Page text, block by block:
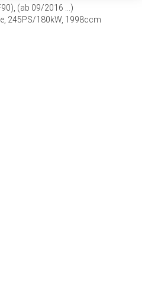
(ab 09/2016 ...)
245PS/180kW, 1998ccm